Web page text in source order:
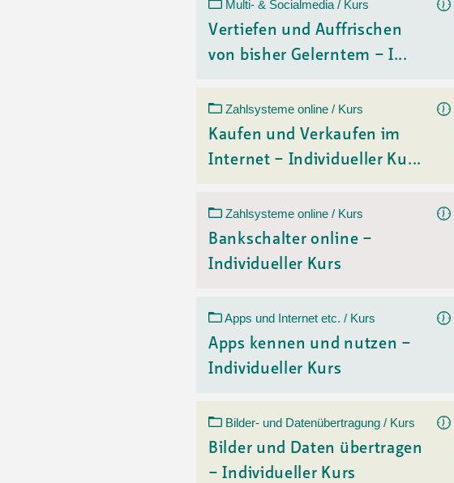
Altersstrategien und Leitbilder
Privatstunden und Support
Weitere Angebote
AGB
Multi- & Socialmedia / Kurs
Vertiefen und Auffrischen
von bisher Gelerntem – I...
Zahlsysteme online / Kurs
Kaufen und Verkaufen im
Internet – Individueller Ku...
Zahlsysteme online / Kurs
Bankschalter online –
Individueller Kurs
Apps und Internet etc. / Kurs
Apps kennen und nutzen –
Individueller Kurs
Bilder- und Datenübertragung / Kurs
Bilder und Daten übertragen
– Individueller Kurs